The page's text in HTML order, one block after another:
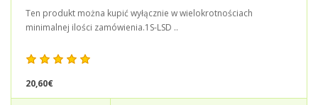
Ten produkt można kupić wyłącznie w wielokrotnościach
minimalnej ilości zamówienia.1S-LSD ..
20,60€